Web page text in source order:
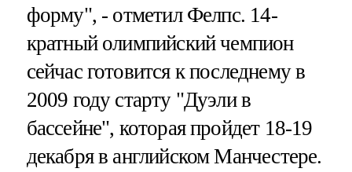
форму", - отметил Фелпс. 14-
кратный олимпийский чемпион
сейчас готовится к последнему в
2009 году старту "Дуэли в
бассейне", которая пройдет 18-19
декабря в английском Манчестере.